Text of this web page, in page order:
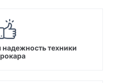
техники